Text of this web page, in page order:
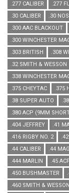
.277 CALIBER
.277
.30 CALIBER
.30
.300 AAC BLACKOUT
.300 WINCHESTER
.303 BRITISH
.308
.32 SMITH & WESSON
.338 WINCHESTER
.375 CHEYTAC
.375
.38 SUPER AUTO
.380 ACP (9MM
.404 JEFFREY
.41
.416 RIGBY NO. 2
.44 CALIBER
.44
.444 MARLIN
.45
.450 BUSHMASTER
.460 SMITH &